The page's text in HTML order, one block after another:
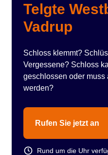
Telgte
Vadrup
Schloss klemmt?
Vergessene? Schloss
geschlossen oder muss
werden?
Rufen Sie jetzt an
Rund um die Uhr